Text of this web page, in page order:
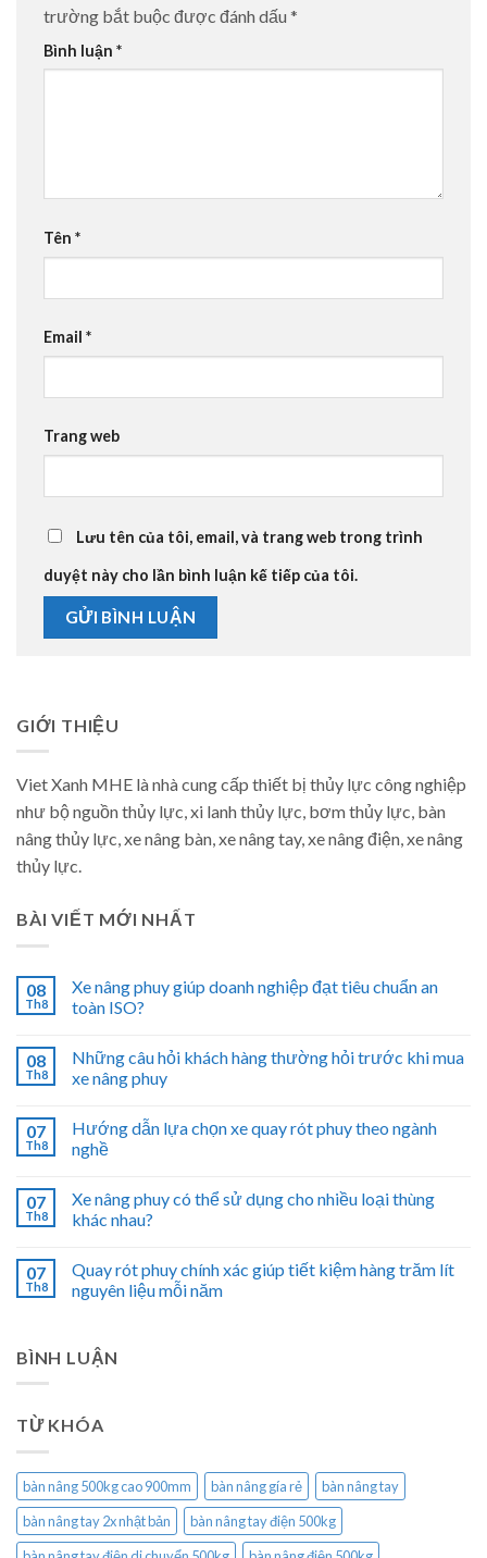
trường bắt buộc được đánh dấu *
Bình luận *
Tên *
Email *
Trang web
Lưu tên của tôi, email, và trang web trong trình
duyệt này cho lần bình luận kế tiếp của tôi.
GIỚI THIỆU
Viet Xanh MHE là nhà cung cấp thiết bị thủy lực công nghiệp
như bộ nguồn thủy lực, xi lanh thủy lực, bơm thủy lực, bàn
nâng thủy lực, xe nâng bàn, xe nâng tay, xe nâng điện, xe nâng
thủy lực.
BÀI VIẾT MỚI NHẤT
08
Th8
Xe nâng phuy giúp doanh nghiệp đạt tiêu chuẩn an
toàn ISO?
08
Th8
Những câu hỏi khách hàng thường hỏi trước khi mua
xe nâng phuy
07
Th8
Hướng dẫn lựa chọn xe quay rót phuy theo ngành
nghề
07
Th8
Xe nâng phuy có thể sử dụng cho nhiều loại thùng
khác nhau?
07
Th8
Quay rót phuy chính xác giúp tiết kiệm hàng trăm lít
nguyên liệu mỗi năm
BÌNH LUẬN
TỪ KHÓA
bàn nâng 500kg cao 900mm bàn nâng gía rẻ
bàn nâng tay
bàn nâng tay 2x nhật bản
bàn nâng tay điện 500kg